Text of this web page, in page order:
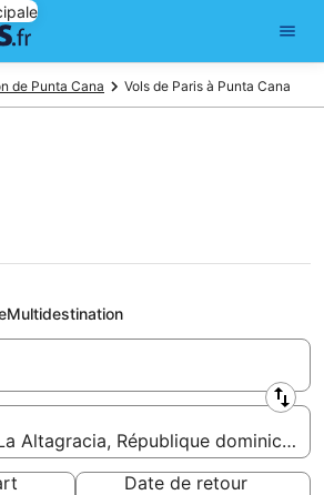
de Punta Cana Vols de Paris à Punta Cana
de Paris à Punta
Multidestination
Altagracia, République dominicaine
Date de retour